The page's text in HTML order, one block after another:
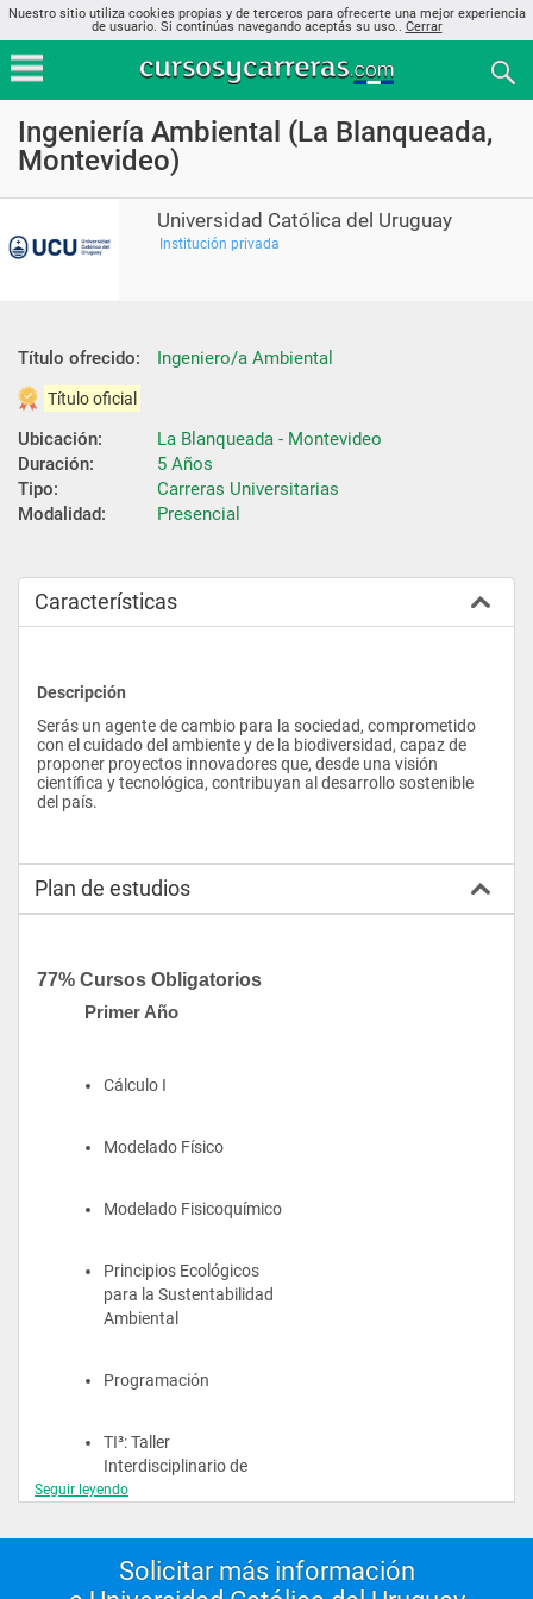
Nuestro sitio utiliza cookies propias y de terceros para ofrecerte una mejor experiencia
de usuario. Si continúas navegando aceptás su uso.. Cerrar
Ingeniería Ambiental (La Blanqueada,
Montevideo)
Universidad Católica del Uruguay
Institución privada
Título ofrecido: Ingeniero/a Ambiental
Título oficial
Ubicación:
La Blanqueada - Montevideo
Duración:
5 Años
Tipo:
Carreras Universitarias
Modalidad:
Presencial
Características
Descripción
Serás un agente de cambio para la sociedad, comprometido
con el cuidado del ambiente y de la biodiversidad, capaz de
proponer proyectos innovadores que, desde una visión
científica y tecnológica, contribuyan al desarrollo sostenible
del país.
Plan de estudios
77% Cursos Obligatorios
Primer Año
Cálculo I
Modelado Físico
Modelado Fisicoquímico
Principios Ecológicos
para la Sustentabilidad
Ambiental
Programación
TI³: Taller
Interdisciplinario de
Introducción a la
Seguir leyendo
Solicitar más información